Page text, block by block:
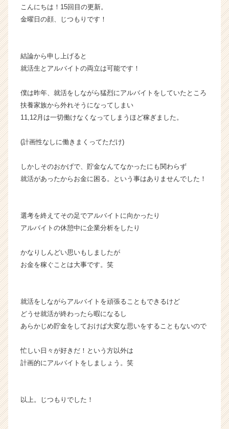
就
活
チ
ア
ャ
リ
ア
e
C
r）
こんにちは！15回目の更新。
金曜日の顔、じつもりです！
結論から申し上げると
就活生とアルバイトの両立は可能です！
僕は昨年、就活をしながら猛烈にアルバイトをしていたところ
扶養家族から外れそうになってしまい
11,12月は一切働けなくなってしまうほど稼ぎました。
(計画性なしに働きまくってただけ)
しかしそのおかげで、貯金なんてなかったにも関わらず
就活があったからお金に困る。という事はありませんでした！
選考を終えてその足でアルバイトに向かったり
アルバイトの休憩中に企業分析をしたり
かなりしんどい思いもしましたが
お金を稼ぐことは大事です。笑
就活をしながらアルバイトを頑張ることもできるけど
どうせ就活が終わったら暇になるし
あらかじめ貯金をしておけば大変な思いをすることもないので
忙しい日々が好きだ！という方以外は
計画的にアルバイトをしましょう。笑
以上。じつもりでした！